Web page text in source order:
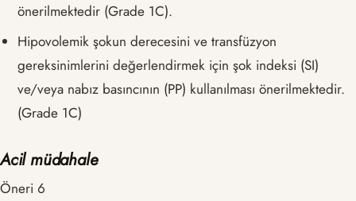
önerilmektedir (Grade 1C).
Hipovolemik şokun derecesini ve transfüzyon
gereksinimlerini değerlendirmek için şok indeksi (SI)
ve/veya nabız basıncının (PP) kullanılması önerilmektedir.
(Grade 1C)
Acil müdahale
Öneri 6